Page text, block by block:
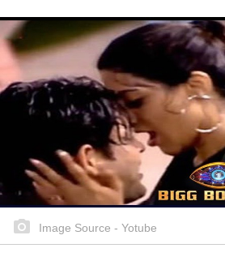
Image Source - Yotube